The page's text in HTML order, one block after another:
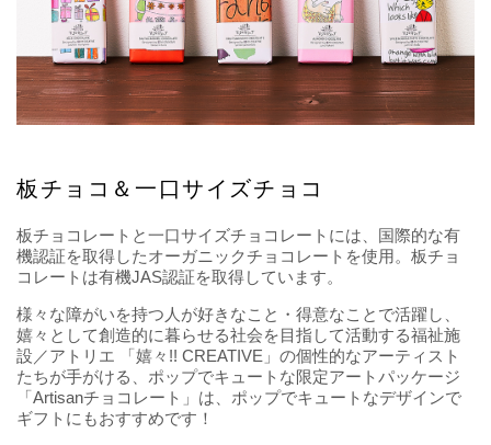
板チョコ＆一口サイズチョコ
板チョコレートと一口サイズチョコレートには、国際的な有
機認証を取得したオーガニックチョコレートを使用。板チョ
コレートは有機JAS認証を取得しています。
様々な障がいを持つ人が好きなこと・得意なことで活躍し、
嬉々として創造的に暮らせる社会を目指して活動する福祉施
設／アトリエ 「嬉々!! CREATIVE」の個性的なアーティスト
たちが手がける、ポップでキュートな限定アートパッケージ
「Artisanチョコレート」は、ポップでキュートなデザインで
ギフトにもおすすめです！